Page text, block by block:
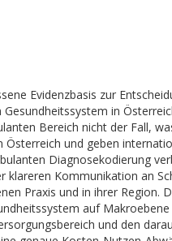
Evidenzbasis zur
in
Bereich nicht der Fall,
und geben
Diagnosekodierung
klareren Kommunikation an
Praxis und in ihrer Region.
auf
und den